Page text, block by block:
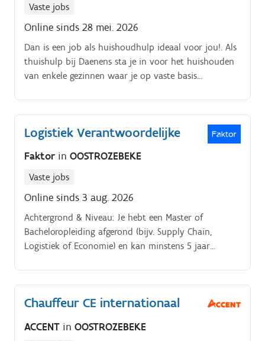
Vaste jobs
Online sinds 28 mei. 2026
Dan is een job als huishoudhulp ideaal voor jou!. Als
thuishulp bij Daenens sta je in voor het huishouden
van enkele gezinnen waar je op vaste basis
Logistiek Verantwoordelijke
Faktor in OOSTROZEBEKE
Vaste jobs
Online sinds 3 aug. 2026
Achtergrond & Niveau: Je hebt een Master of
Bacheloropleiding afgerond (bijv. Supply Chain,
Logistiek of Economie) en kan minstens 5 jaar
Chauffeur CE internationaal
ACCENT in OOSTROZEBEKE